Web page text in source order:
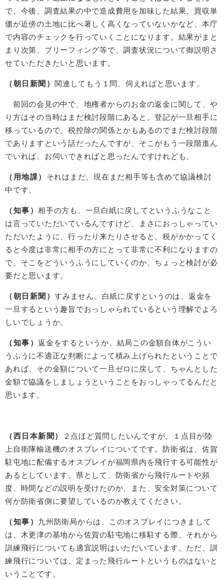
で、今後、調査結果の中で造成費用を加味した結果、買収単
価が近傍の土地に比べ著しく高くなっていないかなど、本庁
で内容のチェックを行っていくことになります。結果がまと
まり次第、ブリーフィング等で、調査状況について御説明さ
せていただきたいと思います。
（朝日新聞） 関連してもう１問、伺えればと思います。
前回の会見の中で、地権者からのお金の返金に関して、や
り方はその当時はまだ検討段階にあると。登記が一旦相手に
移っているので、税控除の関係とかもあるのでまだ検討段階
でありますという話だったんですが、そこがもう一段階進ん
でいれば、お伺いできればと思ったんですけれども。
（用地課） それはまだ、現在まだ相手等も含めて協議検討
中です。
（知事） 相手の方も、一旦白紙に戻してというふうなこと
は言っていただいているんですけど、まさにおっしゃってい
ただいたように、行ったり来たりさせると、税がかかってく
ると今度は非常に相手の方にとって非常に不利になりますの
で、そこをどういうふうにしていくのか、ちょっと検討が必
要だと思います。
（朝日新聞） すみません、白紙に戻すというのは、返金を
一旦するという趣旨でおっしゃられているという理解でよろ
しいでしょうか。
（知事） 返金をするというか、結局この金額自体がこうい
うふうに不適正な判断によって積み上げられたということで
あれば、その金額について一旦ゼロに戻して、ちゃんとした
金額で協議をしましょうということをおっしゃってるんだと
思います。
（西日本新聞）
２点ほど質問したいんですが、１点目が陸
上自衛隊輸送機のオスプレイについてです。防衛省は、佐賀
駐屯地に配備するオスプレイが福岡県内を飛行する可能性が
あるとしています。県として、防衛省から飛行ルートや頻
度、時間などの説明を受けたのか、また、安全対策について
何か防衛省側に要望しているのか教えてください。
（知事） 九州防衛局からは、このオスプレイにつきまして
は、木更津の基地から佐賀の駐屯地に移駐する際、それから
訓練飛行についても適宜説明はいただいています。ただ、訓
練飛行については、定まった飛行ルートというものはないと
いうことです。